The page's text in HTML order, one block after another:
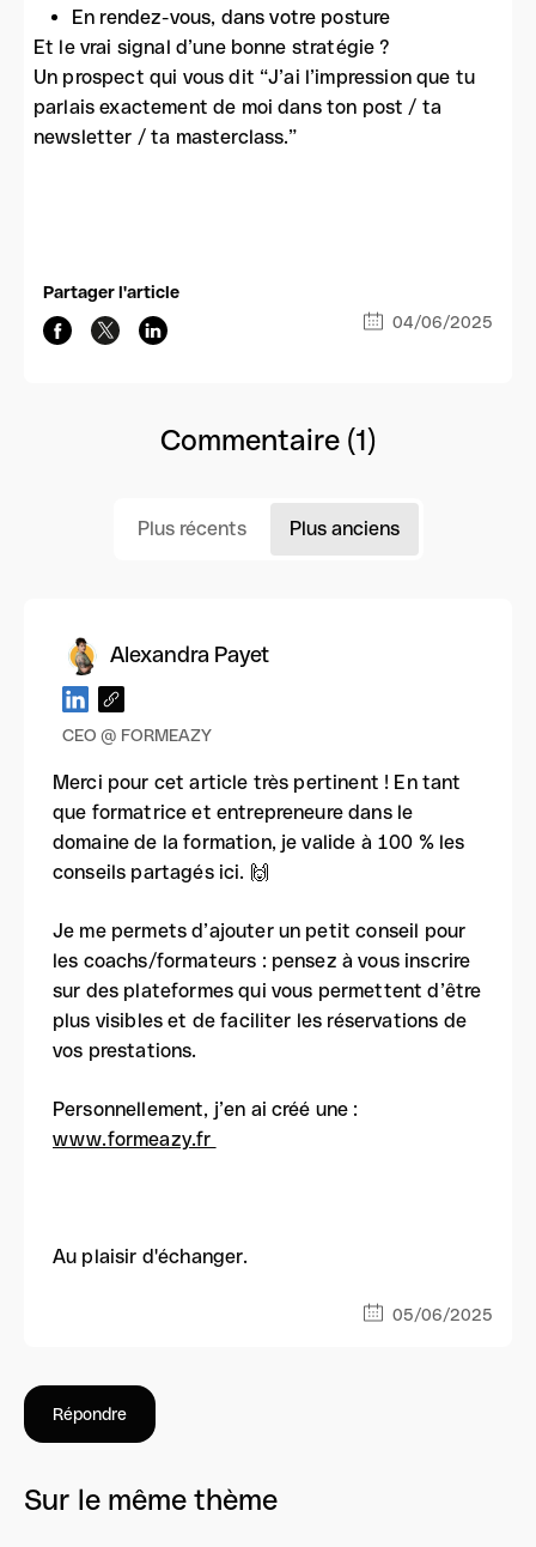
En rendez-vous, dans votre posture
Et le vrai signal d’une bonne stratégie ?
Un prospect qui vous dit “J’ai l’impression que tu
parlais exactement de moi dans ton post / ta
newsletter / ta masterclass.”
Partager l'article
04/06/2025
Commentaire (1)
Plus récents Plus anciens
Alexandra Payet
CEO @ FORMEAZY
Merci pour cet article très pertinent ! En tant
que formatrice et entrepreneure dans le
domaine de la formation, je valide à 100 % les
conseils partagés ici. 🙌
Je me permets d’ajouter un petit conseil pour
les coachs/formateurs : pensez à vous inscrire
sur des plateformes qui vous permettent d’être
plus visibles et de faciliter les réservations de
vos prestations.
Personnellement, j’en ai créé une :
www.formeazy.fr
Au plaisir d'échanger.
05/06/2025
Répondre
Sur le même thème